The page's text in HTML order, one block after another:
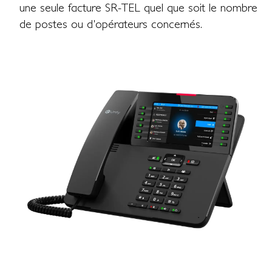
une seule facture SR-TEL quel que soit le nombre
de postes ou d'opérateurs concernés.